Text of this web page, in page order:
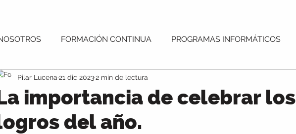
FORMACIÓN CONTINUA PROGRAMAS INFORMÁTICOS
COACHING EDUCATIVO
importancia de celebrar los
del año.
Pilar Lucena 21 dic 20232 min de lectura